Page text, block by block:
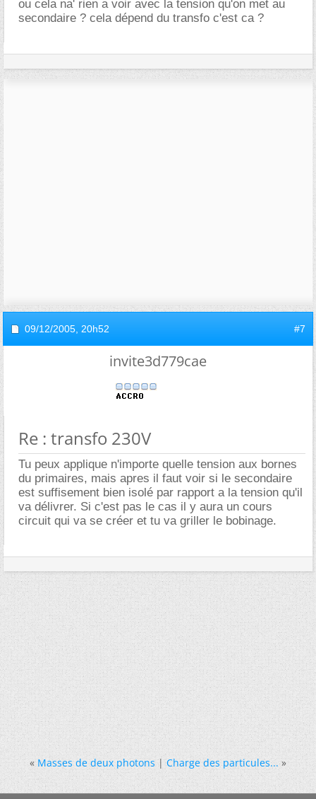
ou cela na' rien a voir avec la tension qu'on met au
secondaire ? cela dépend du transfo c'est ca ?
09/12/2005, 20h52 #7
invite3d779cae
Re : transfo 230V
Tu peux applique n'importe quelle tension aux bornes
du primaires, mais apres il faut voir si le secondaire
est suffisement bien isolé par rapport a la tension qu'il
va délivrer. Si c'est pas le cas il y aura un cours
circuit qui va se créer et tu va griller le bobinage.
« Masses de deux photons|Charge des particules... »